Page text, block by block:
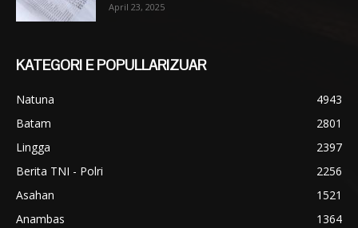
April 23, 2025
KATEGORI E POPULLARIZUAR
Natuna
4943
Batam
2801
Lingga
2397
Berita TNI - Polri
2256
Asahan
1521
Anambas
1364